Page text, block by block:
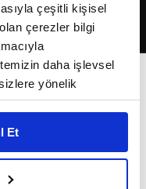
çeşitli kişisel
çerezler bilgi
daha işlevsel
yönelik
amaçlarıyla
vasıtasıyla
bilgi için
Bilgilendirme
Et